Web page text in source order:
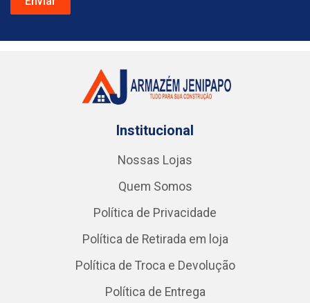
Institucional
Nossas Lojas
Quem Somos
Política de Privacidade
Política de Retirada em loja
Política de Troca e Devolução
Política de Entrega